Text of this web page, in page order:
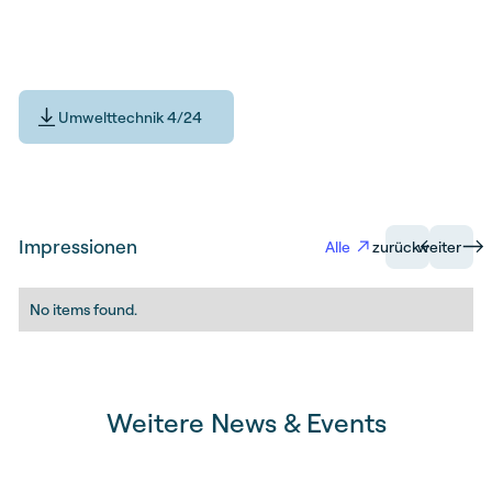
Umwelttechnik 4/24
Impressionen Alle zurückweiter
No items found.
Weitere News & Events